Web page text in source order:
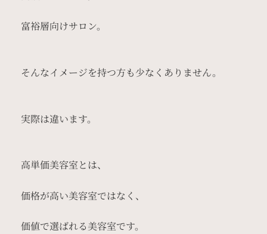
富裕層向けサロン。
そんなイメージを持つ方も少なくありません。
実際は違います。
高単価美容室とは、
価格が高い美容室ではなく、
価値で選ばれる美容室です。